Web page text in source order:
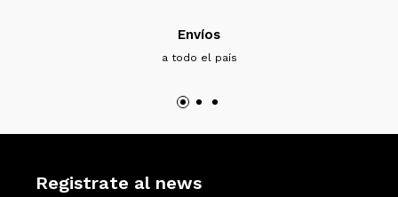
Envíos
a todo el país
Registrate al news